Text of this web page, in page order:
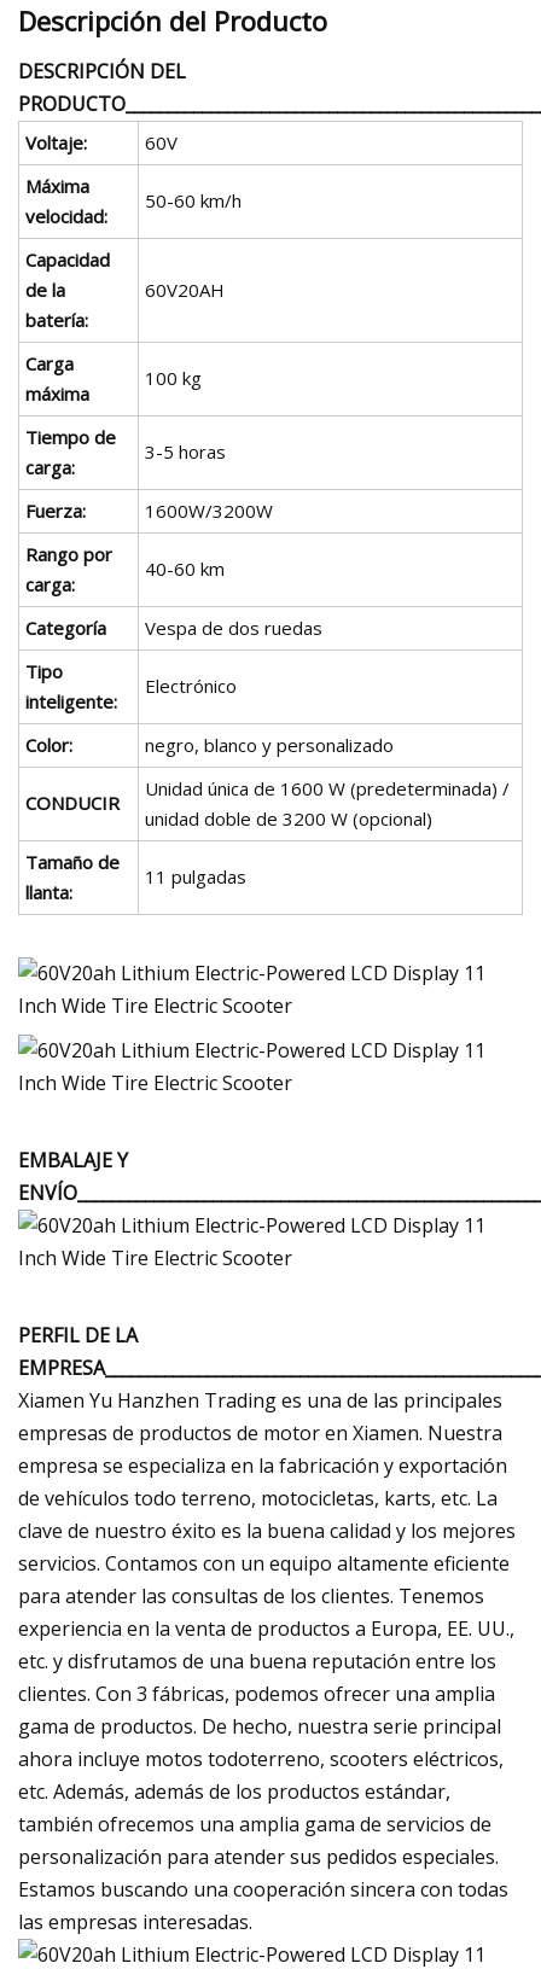
Descripción del Producto
DESCRIPCIÓN DEL
Voltaje:
60V
Máxima
velocidad:
50-60 km/h
Capacidad
de la
batería:
60V20AH
Carga
máxima
100 kg
Tiempo de
carga:
3-5 horas
Fuerza:
1600W/3200W
Rango por
carga:
40-60 km
Categoría
Vespa de dos ruedas
Tipo
inteligente:
Electrónico
Color: negro, blanco y personalizado
CONDUCIR
Unidad única de 1600 W (predeterminada) /
unidad doble de 3200 W (opcional)
Tamaño de
llanta:
11 pulgadas
EMBALAJE Y
PERFIL DE LA
Xiamen Yu Hanzhen Trading es una de las principales
empresas de productos de motor en Xiamen. Nuestra
empresa se especializa en la fabricación y exportación
de vehículos todo terreno, motocicletas, karts, etc. La
clave de nuestro éxito es la buena calidad y los mejores
servicios. Contamos con un equipo altamente eficiente
para atender las consultas de los clientes. Tenemos
experiencia en la venta de productos a Europa, EE. UU.,
etc. y disfrutamos de una buena reputación entre los
clientes. Con 3 fábricas, podemos ofrecer una amplia
gama de productos. De hecho, nuestra serie principal
ahora incluye motos todoterreno, scooters eléctricos,
etc. Además, además de los productos estándar,
también ofrecemos una amplia gama de servicios de
personalización para atender sus pedidos especiales.
Estamos buscando una cooperación sincera con todas
las empresas interesadas.